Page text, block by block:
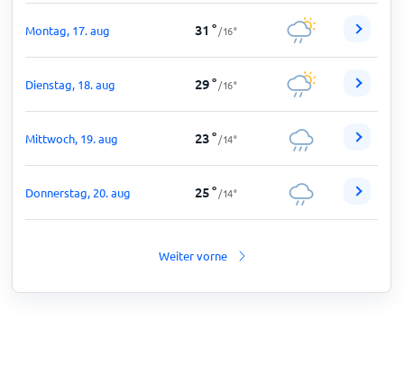
Montag, 17. aug 31 ° /16°
Dienstag, 18. aug 29° /16°
Mittwoch, 19. aug 23° /14°
Donnerstag, 20. aug 25° /14°
Weiter vorne